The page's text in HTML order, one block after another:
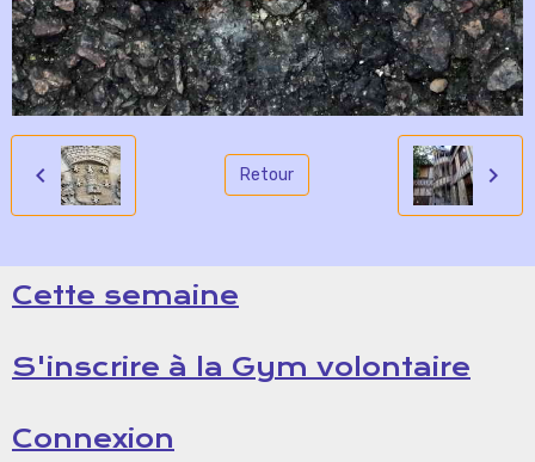
Retour
Cette semaine
S'inscrire à la Gym volontaire
Connexion